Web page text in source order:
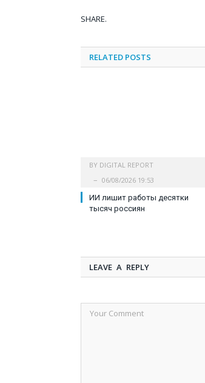
SHARE.
RELATED POSTS
BY DIGITAL REPORT
06/08/2026 19:53
ИИ лишит работы десятки
тысяч россиян
LEAVE A REPLY